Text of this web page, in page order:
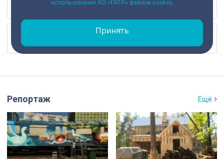
Наш канал в
Репортаж Ещё
использования АО «ГАТР» файлов cookie.
Принять